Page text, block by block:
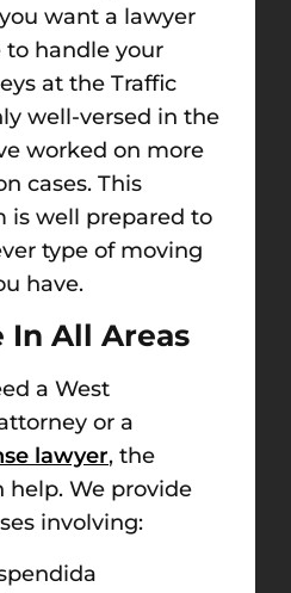
want a lawyer
handle your
at the Traffic
well-versed in the
worked on more
cases. This
is well prepared to
type of moving
have.
In All Areas
a West
or a
lawyer, the
help. We provide
involving: